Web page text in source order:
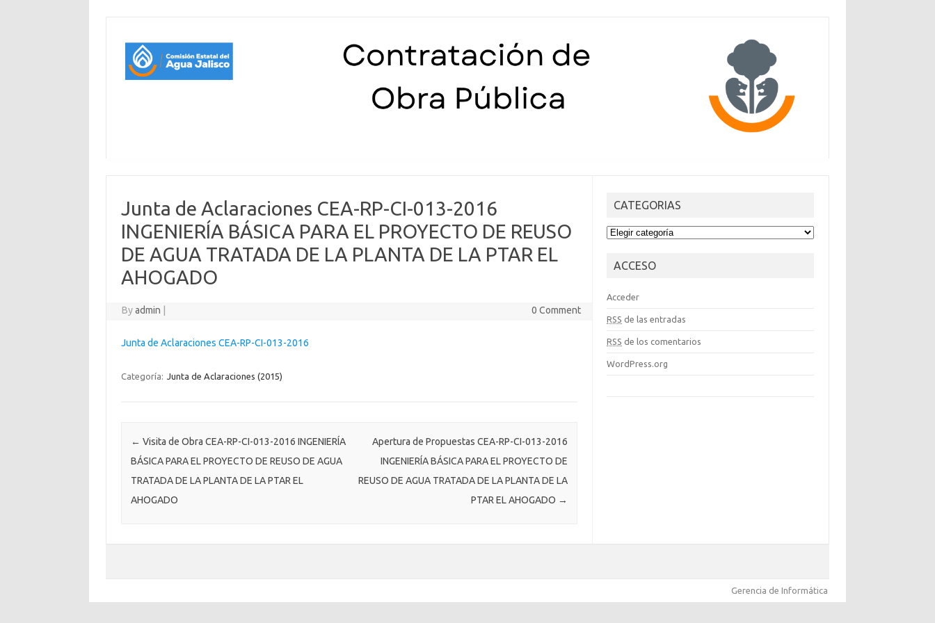
Junta de Aclaraciones CEA-RP-CI-013-2016
INGENIERÍA BÁSICA PARA EL PROYECTO DE REUSO
DE AGUA TRATADA DE LA PLANTA DE LA PTAR EL
AHOGADO
Byadmin 0 Comment
Junta de Aclaraciones CEA-RP-CI-013-2016
Categoría: Junta de Aclaraciones (2015)
Post navigation
← Visita de Obra CEA-RP-CI-013-2016 INGENIERÍA
BÁSICA PARA EL PROYECTO DE REUSO DE AGUA
TRATADA DE LA PLANTA DE LA PTAR EL
AHOGADO
Apertura de Propuestas CEA-RP-CI-013-2016
INGENIERÍA BÁSICA PARA EL PROYECTO DE
REUSO DE AGUA TRATADA DE LA PLANTA DE LA
PTAR EL AHOGADO →
CATEGORIAS
CATEGORIAS
ACCESO
Acceder
RSS de las entradas
RSS de los comentarios
WordPress.org
Gerencia de Informática